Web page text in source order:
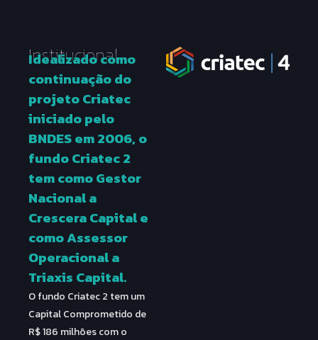
Institucional
Idealizado como
continuação do
projeto Criatec
iniciado pelo
BNDES em 2006, o
fundo Criatec 2
tem como Gestor
Nacional a
Crescera Capital e
como Assessor
Operacional a
Triaxis Capital.
O fundo Criatec 2 tem um
Capital Comprometido de
R$ 186 milhões com o